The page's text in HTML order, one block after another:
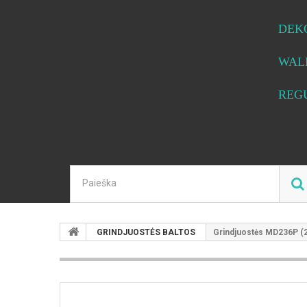
GRINDJUOSTĖS BALTOS Grindjuostės MD236P